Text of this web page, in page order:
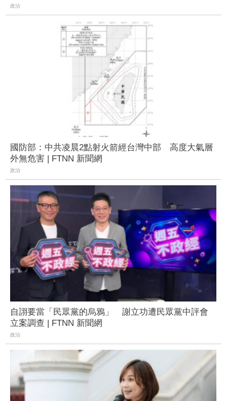
政治
國防部：中共凌晨2點射火箭經台灣中部 高度大氣層
外無危害 | FTNN 新聞網
政治
自詡要當「民眾黨的烏鴉」 謝立功遭民眾黨中評會
立案調查 | FTNN 新聞網
政治